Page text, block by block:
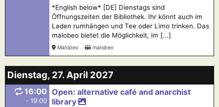
*English below* [DE] Dienstags sind
Öffnungszeiten der Bibliothek. Ihr könnt auch im
Laden rumhängen und Tee oder Limo trinken. Das
malobeo bietet die Möglichkeit, im [...]
Malobeo malobeo
Dienstag, 27. April 2027
16:00
- 19:00
Open: alternative café and anarchist
library